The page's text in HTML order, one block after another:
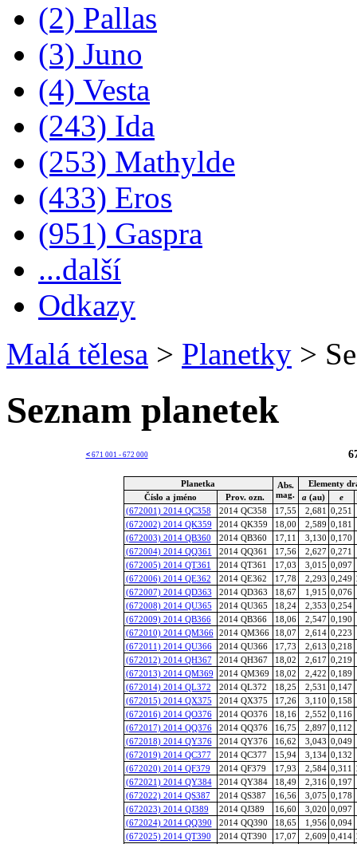
(2) Pallas
(3) Juno
(4) Vesta
(243) Ida
(253) Mathylde
(433) Eros
(951) Gaspra
...další
Odkazy
Malá tělesa > Planetky >
Seznam planetek
<671 001 - 672 000
Planetka
Abs.
mag.
Elementy
Číslo a jméno
Prov. ozn. a(au)
e
(672001) 2014 QC358
2014 QC358 17,55 2,681 0,251
(672002) 2014 QK359
2014 QK359 18,00 2,589 0,181
(672003) 2014 QB360
2014 QB360 17,11 3,130 0,170
(672004) 2014 QQ361
2014 QQ361 17,56 2,627 0,271
(672005) 2014 QT361
2014 QT361 17,03 3,015 0,097
(672006) 2014 QE362
2014 QE362 17,78 2,293 0,249
(672007) 2014 QD363
2014 QD363 18,67 1,915 0,076
(672008) 2014 QU365
2014 QU365 18,24 2,353 0,254
(672009) 2014 QB366
2014 QB366 18,06 2,547 0,190
(672010) 2014 QM366
2014 QM366 18,07 2,614 0,223
(672011) 2014 QU366
2014 QU366 17,73 2,613 0,218
(672012) 2014 QH367
2014 QH367 18,02 2,617 0,219
(672013) 2014 QM369
2014 QM369 18,02 2,422 0,189
(672014) 2014 QL372
2014 QL372 18,25 2,531 0,147
(672015) 2014 QX375
2014 QX375 17,26 3,110 0,158
(672016) 2014 QO376
2014 QO376 18,16 2,552 0,116
(672017) 2014 QQ376
2014 QQ376 16,75 2,897 0,112
(672018) 2014 QY376
2014 QY376 16,62 3,043 0,049
(672019) 2014 QC377
2014 QC377 15,94 3,134 0,132
(672020) 2014 QF379
2014 QF379 17,93 2,584 0,311
(672021) 2014 QY384
2014 QY384 18,49 2,316 0,197
(672022) 2014 QS387
2014 QS387 16,56 3,075 0,178
(672023) 2014 QJ389
2014 QJ389 16,60 3,020 0,097
(672024) 2014 QQ390
2014 QQ390 18,65 1,956 0,094
(672025) 2014 QT390
2014 QT390 17,07 2,609 0,414